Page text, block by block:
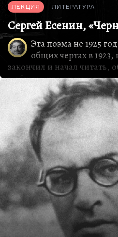
ЛЕКЦИЯ ЛИТЕРАТУРА
Сергей Есенин,
Эта поэма не 1925
общих чертах в 1923,
закончил и начал читать,
в общем, что он не мог
последний свой год,
героически, не побоюсь
распад собственной
собственной лирики. Тут
деменция, тут и все более
поведение, и безумные
подозрительности, и
сопровождавшие. Но
как правильно он сказал:
осыпает мозги алкоголь».
Действительно, поздние
как раз и наиболее
несравненно хуже